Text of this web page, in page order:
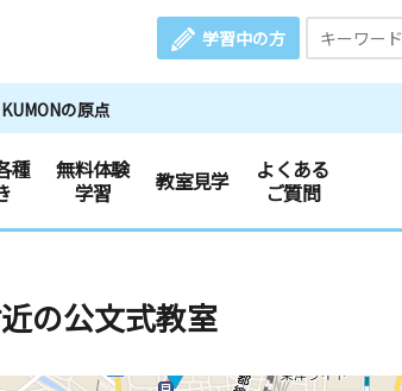
学習中の方
KUMONの原点
種
無料体験
学習
教室見学
よくある
ご質問
の公文式教室